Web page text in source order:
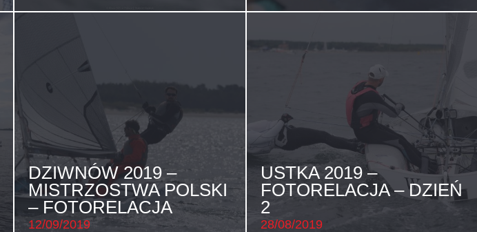
DZIWNÓW 2019 –
MISTRZOSTWA POLSKI
– FOTORELACJA
12/09/2019
USTKA 2019 –
FOTORELACJA – DZIEŃ
2
28/08/2019